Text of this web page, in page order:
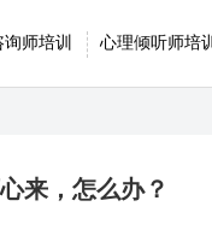
师培训 心理倾听师培训
来，怎么办？